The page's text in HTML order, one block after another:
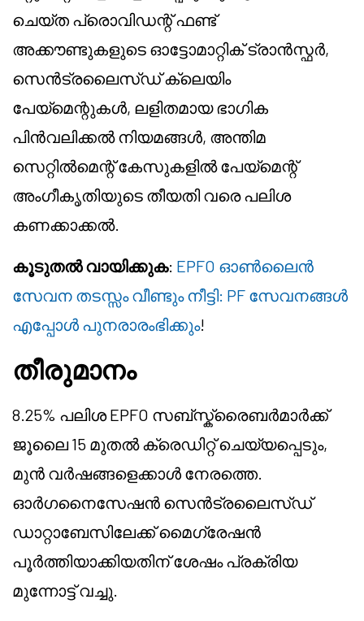
ചെയ്ത പ്രൊവിഡന്റ് ഫണ്ട്
അക്കൗണ്ടുകളുടെ ഓട്ടോമാറ്റിക് ട്രാൻസ്ഫർ,
സെൻട്രലൈസ്ഡ് ക്ലെയിം
പേയ്മെന്റുകൾ, ലളിതമായ ഭാഗിക
പിൻവലിക്കൽ നിയമങ്ങൾ, അന്തിമ
സെറ്റിൽമെന്റ് കേസുകളിൽ പേയ്മെന്റ്
അംഗീകൃതിയുടെ തീയതി വരെ പലിശ
കണക്കാക്കൽ.
കൂടുതൽ വായിക്കുക: EPFO ഓൺലൈൻ
സേവന തടസ്സം വീണ്ടും നീട്ടി: PF സേവനങ്ങൾ
എപ്പോൾ പുനരാരംഭിക്കും!
തീരുമാനം
8.25% പലിശ EPFO സബ്സ്ക്രൈബർമാർക്ക്
ജൂലൈ 15 മുതൽ ക്രെഡിറ്റ് ചെയ്യപ്പെടും,
മുൻ വർഷങ്ങളെക്കാൾ നേരത്തെ.
ഓർഗനൈസേഷൻ സെൻട്രലൈസ്ഡ്
ഡാറ്റാബേസിലേക്ക് മൈഗ്രേഷൻ
പൂർത്തിയാക്കിയതിന് ശേഷം പ്രക്രിയ
മുന്നോട്ട് വച്ചു.